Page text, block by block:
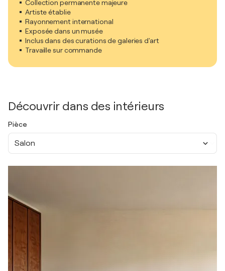
Collection permanente majeure
Artiste établie
Rayonnement international
Exposée dans un musée
Inclus dans des curations de galeries d'art
Travaille sur commande
Découvrir dans des intérieurs
Pièce
Salon